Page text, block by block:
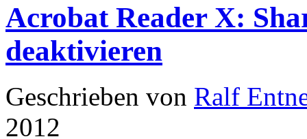
Acrobat Reader X:
deaktivieren
Geschrieben von Ralf
2012